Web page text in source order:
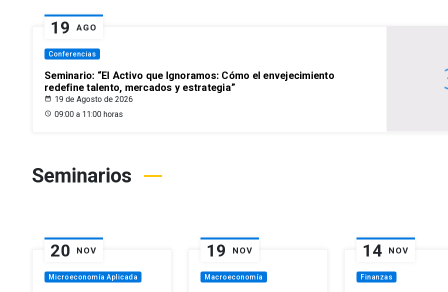
19 AGO
Conferencias
Seminario: “El Activo que Ignoramos: Cómo el envejecimiento
redefine talento, mercados y estrategia”
19 de Agosto de 2026
09:00 a 11:00 horas
Seminarios
20 NOV
Microeconomía Aplicada
19 NOV
Macroeconomía
14 NOV
Finanzas